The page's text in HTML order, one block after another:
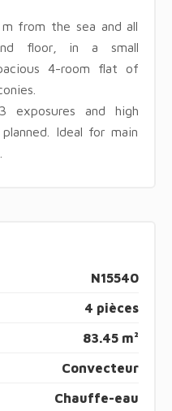
from the sea and all
floor, in a small
4-room flat of
exposures and high
Ideal for main
N15540
4 pièces
83.45 m²
Convecteur
Chauffe-eau